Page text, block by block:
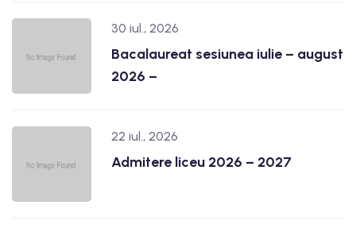
30 iul., 2026
Bacalaureat sesiunea iulie – august
2026 –
22 iul., 2026
Admitere liceu 2026 – 2027